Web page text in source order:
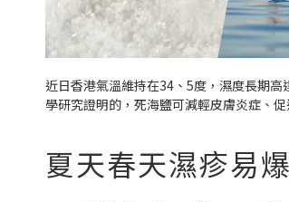
近日香港氣溫維持在34、5度，濕度長期
學研究證明的，死海鹽可減輕皮膚炎症、
夏天春天濕疹易